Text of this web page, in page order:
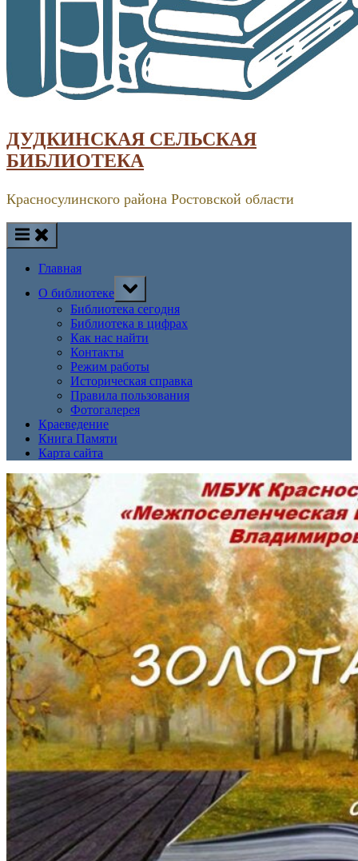
ДУДКИНСКАЯ СЕЛЬСКАЯ
БИБЛИОТЕКА
Красносулинского района Ростовской области
Главная
О библиотеке
Toggle
sub-
menu
Библиотека сегодня
Библиотека в цифрах
Как нас найти
Контакты
Режим работы
Историческая справка
Правила пользования
Фотогалерея
Краеведение
Книга Памяти
Карта сайта